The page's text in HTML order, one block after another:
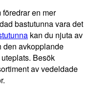
föredrar en mer
bastutunna vara det
kan du njuta av
den avkopplande
Besök
av vedeldade